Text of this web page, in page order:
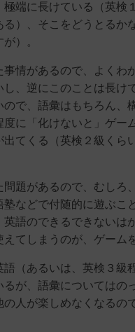
極端に長けている（英検
る）、そこをどうとるか
）。
情があるので、よくわ
し、逆にこのことは長け
ので、語彙はもちろん、
度に「化けないと」ゲー
出てくる（英検２級くら
題があるので、むしろ
塾などで付随的に遊ぶこ
英語のできるできない
えてしまうのが、ゲーム
あるいは、英検３級程
るが、語彙についてはの
の人が楽しめなくなるの